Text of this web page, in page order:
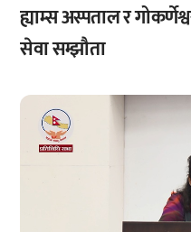
ह्याम्स अस्पताल र
सेवा सम्झौता